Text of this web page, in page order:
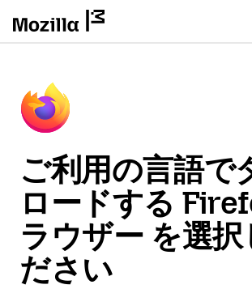
ご利用の言語で
ロードする
ラウザー を選択
ださい